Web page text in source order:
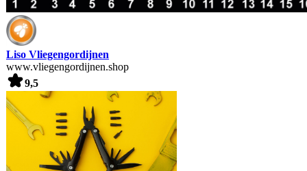
Liso Vliegengordijnen
www.vliegengordijnen.shop
9,5